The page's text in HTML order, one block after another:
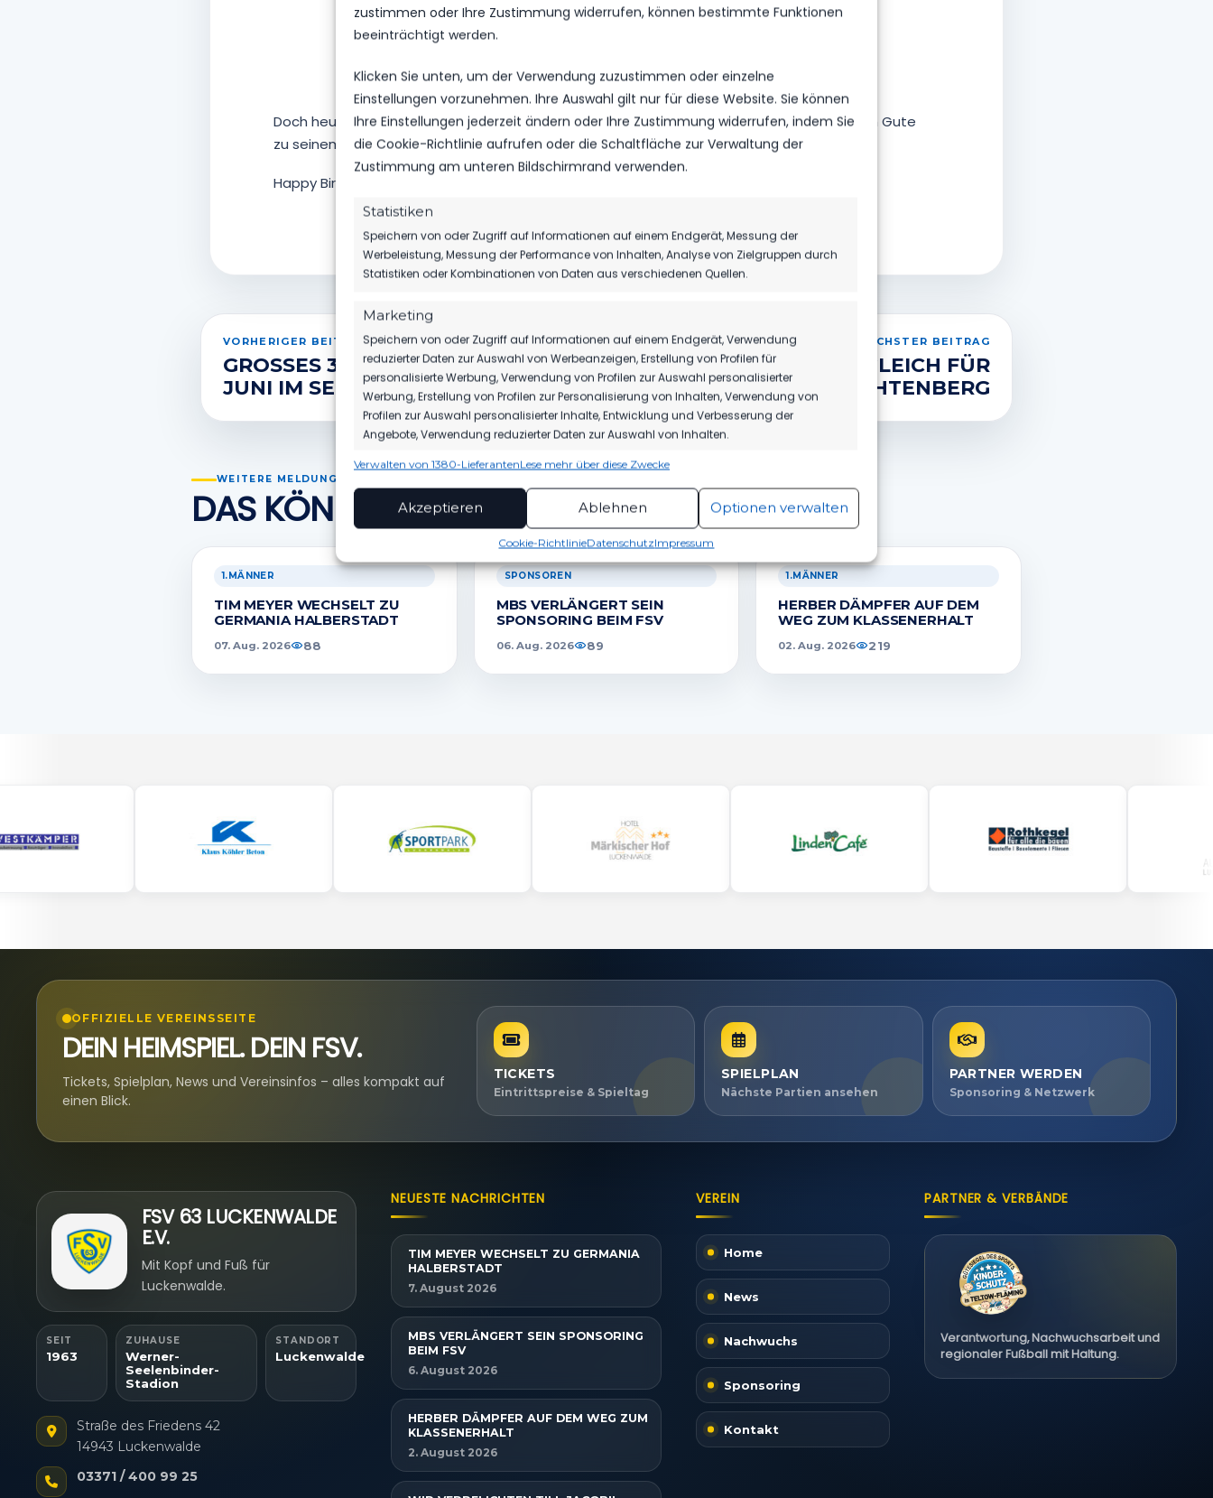
zustimmen oder Ihre Zustimmung widerrufen, können bestimmte Funktionen
beeinträchtigt werden.
Klicken Sie unten, um der Verwendung zuzustimmen oder einzelne
Einstellungen vorzunehmen. Ihre Auswahl gilt nur für diese Website. Sie können
Ihre Einstellungen jederzeit ändern oder Ihre Zustimmung widerrufen, indem Sie
die Cookie-Richtlinie aufrufen oder die Schaltfläche zur Verwaltung der
Zustimmung am unteren Bildschirmrand verwenden.
Statistiken
Speichern von oder Zugriff auf Informationen auf einem Endgerät, Messung der
Werbeleistung, Messung der Performance von Inhalten, Analyse von Zielgruppen durch
Statistiken oder Kombinationen von Daten aus verschiedenen Quellen.
Marketing
Speichern von oder Zugriff auf Informationen auf einem Endgerät, Verwendung
reduzierter Daten zur Auswahl von Werbeanzeigen, Erstellung von Profilen für
personalisierte Werbung, Verwendung von Profilen zur Auswahl personalisierter
Werbung, Erstellung von Profilen zur Personalisierung von Inhalten, Verwendung von
Profilen zur Auswahl personalisierter Inhalte, Entwicklung und Verbesserung der
Angebote, Verwendung reduzierter Daten zur Auswahl von Inhalten.
Funktionen
Abgleichung und Kombination von Daten aus unterschiedlichen Quellen,
Verknüpfung verschiedener Endgeräte, Identifikation von Endgeräten
anhand automatisch übermittelter Informationen.
Gewährleistung der Sicherheit, Verhinderung und
Bereitstellung und Anzeige von Werbung und Inhalten,
Ihre Entscheidungen zum Datenschutz speichern und
übermitteln.
Immer aktiv
Verwalten von 1380-LieferantenLese mehr über diese Zwecke
Akzeptieren Ablehnen Optionen verwalten
Cookie-RichtlinieDatenschutzImpressum
Doch heute ist es erstmal wichtig, dass die gesamte FSV 63-Familie Justin alles erdenklich Gute
zu seinem 21. Geburtstag wünscht!
Happy Birthday Ulle!
VORHERIGER BEITRAG
GROSSES 3GEGEN3-TURNIER IM J
UNI IM SEELE
NÄCHSTER BEITRAG
SPÄTER AUSGLEICH FÜR
LICHTENBERG
WEITERE MELDUNGEN
DAS KÖNNTE DICH AUCH INTERESSIEREN.
1.MÄNNER
TIM MEYER WECHSELT ZU
GERMANIA HALBERSTADT
07. Aug. 2026 88
SPONSOREN
MBS VERLÄNGERT SEIN
SPONSORING BEIM FSV
06. Aug. 2026 89
1.MÄNNER
HERBER DÄMPFER AUF DEM
WEG ZUM KLASSENERHALT
02. Aug. 2026 219
OFFIZIELLE VEREINSSEITE
DEIN HEIMSPIEL. DEIN FSV.
Tickets, Spielplan, News und Vereinsinfos – alles kompakt auf
einen Blick.
TICKETS
Eintrittspreise & Spieltag
SPIELPLAN
Nächste Partien ansehen
PARTNER WERDEN
Sponsoring & Netzwerk
FSV 63 LUCKENWALDE
E.V.
Mit Kopf und Fuß für
Luckenwalde.
SEIT
1963
ZUHAUSE
Werner-
Seelenbinder-
Stadion
STANDORT
Luckenwalde
Straße des Friedens 42
14943 Luckenwalde
03371 / 400 99 25
NEUESTE NACHRICHTEN
TIM MEYER WECHSELT ZU GERMANIA
HALBERSTADT
7. August 2026
MBS VERLÄNGERT SEIN SPONSORING
BEIM FSV
6. August 2026
HERBER DÄMPFER AUF DEM WEG ZUM
KLASSENERHALT
2. August 2026
VEREIN
Home
News
Nachwuchs
Sponsoring
Kontakt
PARTNER & VERBÄNDE
Verantwortung, Nachwuchsarbeit und
regionaler Fußball mit Haltung.